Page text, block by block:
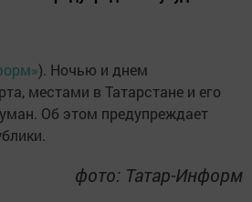
). Ночью и днем
местами в Татарстане и его
Об этом предупреждает
фото: Татар-Информ